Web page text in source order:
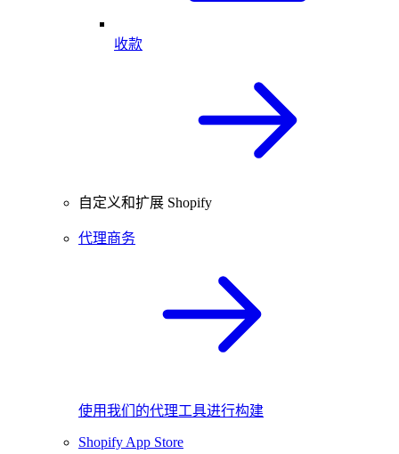
收款
自定义和扩展 Shopify
代理商务
使用我们的代理工具进行构建
Shopify App Store